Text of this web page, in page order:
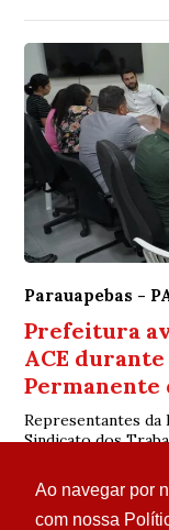
Ao navegar por
com nossa
Parauapebas -
Prefeitura
ACE
Permanente
Representantes da
Sindicato dos